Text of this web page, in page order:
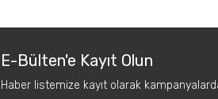
Yorum Yaz
E-Bülten'e Kayıt Olun
Haber listemize kayıt olarak